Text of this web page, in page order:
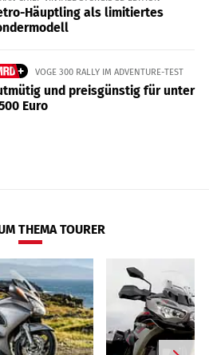
Häuptling als limitiertes
VOGE 300 RALLY IM ADVENTURE-TEST
und preisgünstig für unter
Euro
THEMA TOURER